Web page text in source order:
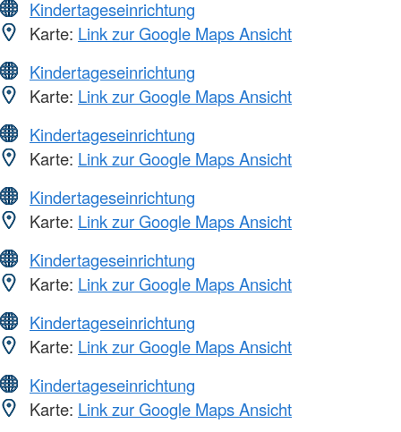
Kindertageseinrichtung
Karte: Link zur Google Maps Ansicht
Kindertageseinrichtung
Karte: Link zur Google Maps Ansicht
Kindertageseinrichtung
Karte: Link zur Google Maps Ansicht
Kindertageseinrichtung
Karte: Link zur Google Maps Ansicht
Kindertageseinrichtung
Karte: Link zur Google Maps Ansicht
Kindertageseinrichtung
Karte: Link zur Google Maps Ansicht
Kindertageseinrichtung
Karte: Link zur Google Maps Ansicht